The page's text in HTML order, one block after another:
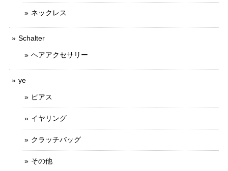
ネックレス
Schalter
ヘアアクセサリー
ye
ピアス
イヤリング
クラッチバッグ
その他